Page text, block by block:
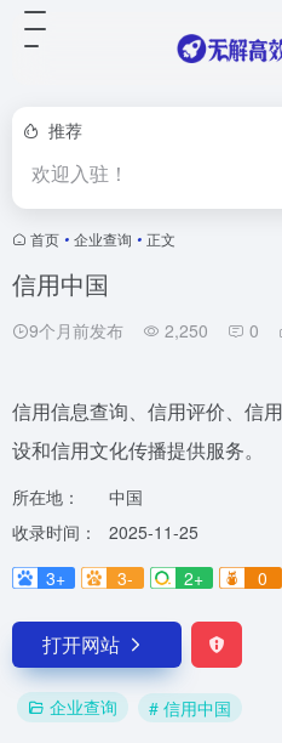
推荐
欢迎入驻！
首页 • 企业查询 • 正文
信用中国
9个月前发布 2,250 0
信用信息查询、信用评价、信
设和信用文化传播提供服务。
所在地：
中国
收录时间：
2025-11-25
3+
3- 2+ 0
打开网站
企业查询 # 信用中国